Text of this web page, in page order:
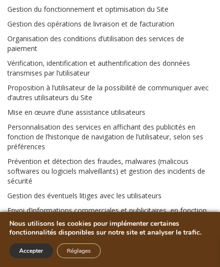
Gestion du fonctionnement et optimisation du Site
Gestion des opérations de livraison et de facturation
Organisation des conditions d’utilisation des services de
paiement
Vérification, identification et authentification des données
transmises par l’utilisateur
Proposition à l’utilisateur de la possibilité de communiquer avec
d’autres utilisateurs du Site
Mise en œuvre d’une assistance utilisateurs
Personnalisation des services en affichant des publicités en
fonction de l’historique de navigation de l’utilisateur, selon ses
préférences
Prévention et détection des fraudes, malwares (malicous
softwares ou logiciels malveillants) et gestion des incidents de
sécurité
Gestion des éventuels litiges avec les utilisateurs
Envoi d’informations commerciales et publicitaires, en fonction
des préférences de l’utilisateur.
3 Partage des données personnelles avec des tiers
Nous utilisons les cookies pour implémenter certaines
fonctionnalités disponibles sur notre site et analyser le trafic.
Accepter Réglages